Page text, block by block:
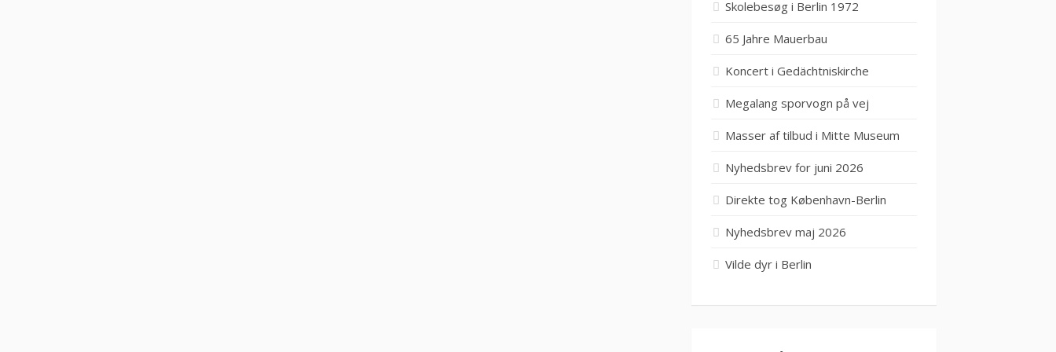
Skolebesøg i Berlin 1972
65 Jahre Mauerbau
Koncert i Gedächtniskirche
Megalang sporvogn på vej
Masser af tilbud i Mitte Museum
Nyhedsbrev for juni 2026
Direkte tog København-Berlin
Nyhedsbrev maj 2026
Vilde dyr i Berlin